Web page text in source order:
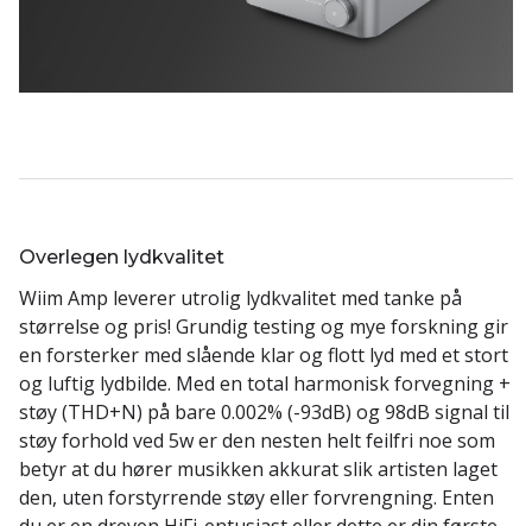
Overlegen lydkvalitet
Wiim Amp leverer utrolig lydkvalitet med tanke på
størrelse og pris! Grundig testing og mye forskning gir
en forsterker med slående klar og flott lyd med et stort
og luftig lydbilde. Med en total harmonisk forvegning +
støy (THD+N) på bare 0.002% (-93dB) og 98dB signal til
støy forhold ved 5w er den nesten helt feilfri noe som
betyr at du hører musikken akkurat slik artisten laget
den, uten forstyrrende støy eller forvrengning. Enten